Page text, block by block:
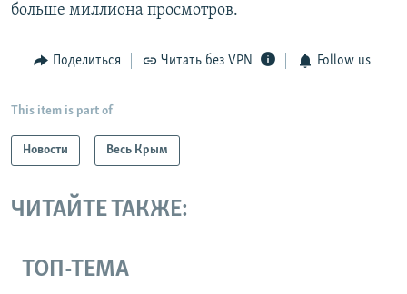
больше миллиона просмотров.​
Поделиться Читать без VPN Follow us
This item is part of
Новости Весь Крым
ЧИТАЙТЕ ТАКЖЕ:
ТОП-ТЕМА